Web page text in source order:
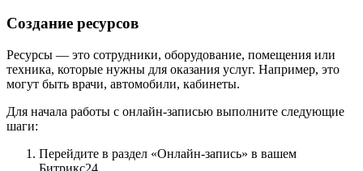
Создание ресурсов
Ресурсы — это сотрудники, оборудование, помещения или
техника, которые нужны для оказания услуг. Например, это
могут быть врачи, автомобили, кабинеты.
Для начала работы с онлайн-записью выполните следующие
шаги:
Перейдите в раздел «Онлайн-запись» в вашем
Битрикс24.